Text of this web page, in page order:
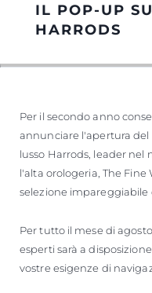
IL POP-UP
HARRODS
Per il secondo anno
annunciare l'apertura
lusso Harrods, leader
l'alta orologeria, The
selezione impareggiabile
Per tutto il mese di
esperti sarà a
vostre esigenze di